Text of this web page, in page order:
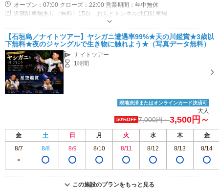
オープン：07:00 クローズ：22:00 営業期間：年中無休
近隣駐車場あり（無料）15台 おもとトンネル北口駐車場
【石垣島／ナイトツアー】ヤシガニ遭遇率99%★天の川鑑賞★3歳以
下無料★夜のジャングルで生き物に触れよう★（写真データ無料）
ナイトツアー
1時間
現地決済またはオンラインカード決済可
大人
50%OFF 7,000円～3,500円～
金 土 日 月 火 水 木
金
8/7
8/8 8/9 8/10 8/11 8/12 8/13 8/14
この施設のプランをもっと見る